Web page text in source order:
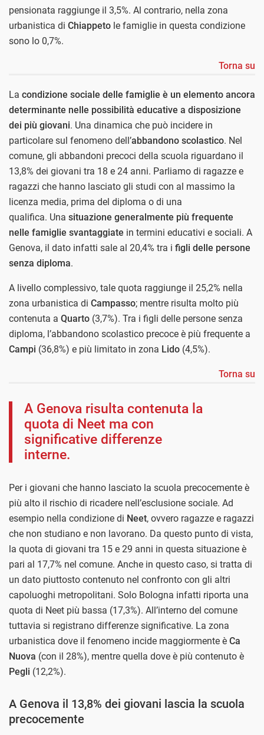
pensionata raggiunge il 3,5%. Al contrario, nella zona
urbanistica di Chiappeto le famiglie in questa condizione
sono lo 0,7%.
Torna su
La condizione sociale delle famiglie è un elemento ancora
determinante nelle possibilità educative a disposizione
dei più giovani. Una dinamica che può incidere in
particolare sul fenomeno dell’abbandono scolastico. Nel
comune, gli abbandoni precoci della scuola riguardano il
13,8% dei giovani tra 18 e 24 anni. Parliamo di ragazze e
ragazzi che hanno lasciato gli studi con al massimo la
licenza media, prima del diploma o di una
qualifica. Una situazione generalmente più frequente
nelle famiglie svantaggiate in termini educativi e sociali. A
Genova, il dato infatti sale al 20,4% tra i figli delle persone
senza diploma.
A livello complessivo, tale quota raggiunge il 25,2% nella
zona urbanistica di Campasso; mentre risulta molto più
contenuta a Quarto (3,7%). Tra i figli delle persone senza
diploma, l’abbandono scolastico precoce è più frequente a
Campi (36,8%) e più limitato in zona Lido (4,5%).
Torna su
A Genova risulta contenuta la
quota di Neet ma con
significative differenze
interne.
Per i giovani che hanno lasciato la scuola precocemente è
più alto il rischio di ricadere nell’esclusione sociale. Ad
esempio nella condizione di Neet, ovvero ragazze e ragazzi
che non studiano e non lavorano. Da questo punto di vista,
la quota di giovani tra 15 e 29 anni in questa situazione è
pari al 17,7% nel comune. Anche in questo caso, si tratta di
un dato piuttosto contenuto nel confronto con gli altri
capoluoghi metropolitani. Solo Bologna infatti riporta una
quota di Neet più bassa (17,3%). All’interno del comune
tuttavia si registrano differenze significative. La zona
urbanistica dove il fenomeno incide maggiormente è Ca
Nuova (con il 28%), mentre quella dove è più contenuto è
Pegli (12,2%).
A Genova il 13,8% dei giovani lascia la scuola
precocemente